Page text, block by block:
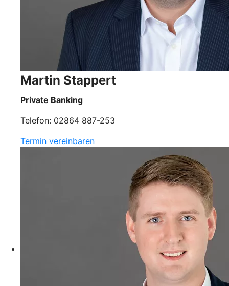
Martin Stappert
Private Banking
Telefon: 02864 887-253
Termin vereinbaren